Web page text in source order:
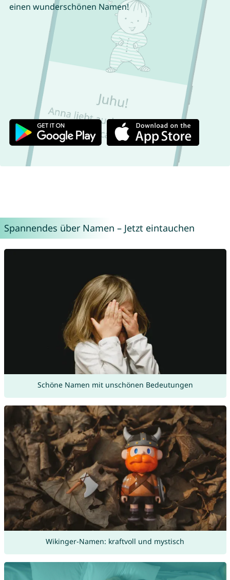
einen wunderschönen Namen!
Spannendes über Namen – Jetzt eintauchen
Schöne Namen mit unschönen Bedeutungen
Wikinger-Namen: kraftvoll und mystisch